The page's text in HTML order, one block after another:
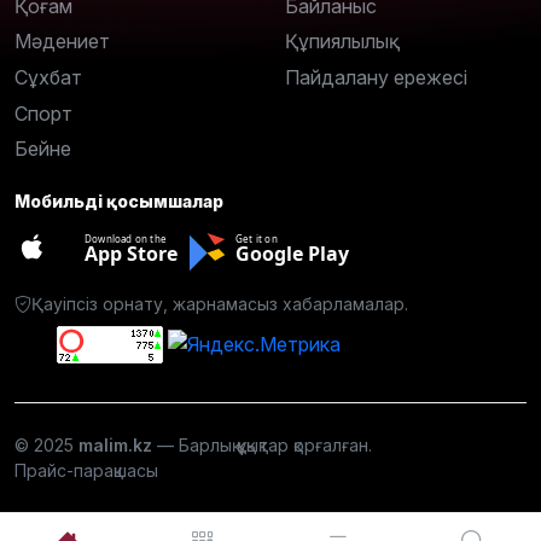
Қоғам
Мәдениет
Сұхбат
Спорт
Бейне
Байланыс
Құпиялылық
Пайдалану ережесі
Мобильді қосымшалар
Download on the
App Store
Get it on
Google Play
Қауіпсіз орнату, жарнамасыз хабарламалар.
© 2025 malim.kz — Барлық құқықтар қорғалған.
Прайс-парақшасы